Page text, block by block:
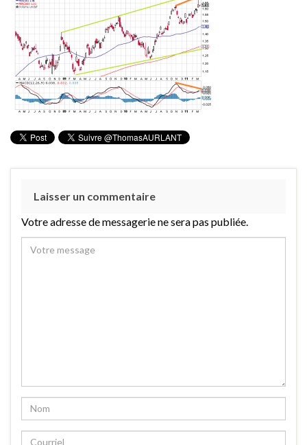
Laisser un commentaire
Votre adresse de messagerie ne sera pas publiée.